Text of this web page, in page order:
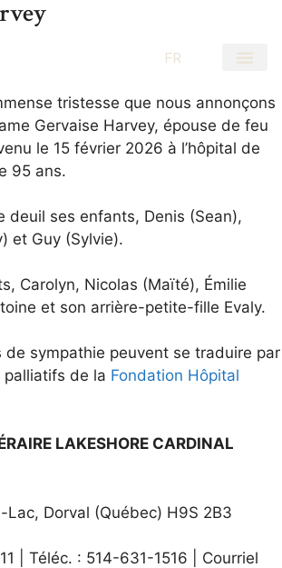
FR
tristesse que nous annonçons
Gervaise Harvey, épouse de feu
le 15 février 2026 à l’hôpital de
95 ans.
deuil ses enfants, Denis (Sean),
et Guy (Sylvie).
Carolyn, Nicolas (Maïté), Émilie
et son arrière-petite-fille Evaly.
de sympathie peuvent se traduire par
palliatifs de la Fondation Hôpital
LAKESHORE CARDINAL
Dorval (Québec) H9S 2B3
| Téléc. : 514-631-1516 | Courriel